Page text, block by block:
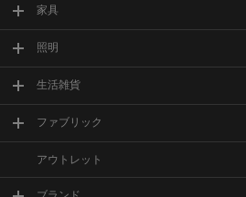
家具
照明
生活雑貨
ファブリック
アウトレット